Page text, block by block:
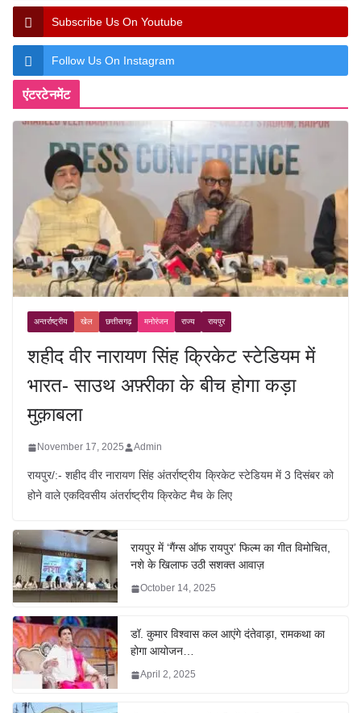
Subscribe Us On Youtube
Follow Us On Instagram
एंटरटेनमेंट
अन्तर्राष्ट्रीय खेल छत्तीसगढ़ मनोरंजन राज्य रायपुर
शहीद वीर नारायण सिंह क्रिकेट स्टेडियम में
भारत- साउथ अफ़्रीका के बीच होगा कड़ा
मुक़ाबला
November 17, 2025 Admin
रायपुर/:- शहीद वीर नारायण सिंह अंतर्राष्ट्रीय क्रिकेट स्टेडियम में 3 दिसंबर को
होने वाले एकदिवसीय अंतर्राष्ट्रीय क्रिकेट मैच के लिए
रायपुर में ‘गैंग्स ऑफ रायपुर’ फिल्म का गीत विमोचित,
नशे के खिलाफ उठी सशक्त आवाज़
October 14, 2025
डॉ. कुमार विश्वास कल आएंगे दंतेवाड़ा, रामकथा का
होगा आयोजन…
April 2, 2025